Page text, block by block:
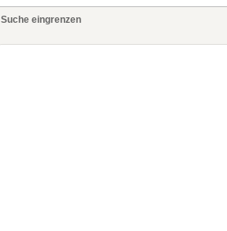
Suche eingrenzen